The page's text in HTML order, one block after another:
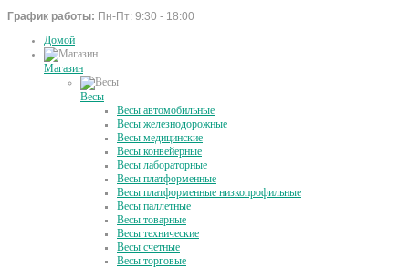
График работы: Пн-Пт: 9:30 - 18:00
Домой
Магазин
Весы
Весы автомобильные
Весы железнодорожные
Весы медицинские
Весы конвейерные
Весы лабораторные
Весы платформенные
Весы платформенные низкопрофильные
Весы паллетные
Весы товарные
Весы технические
Весы счетные
Весы торговые